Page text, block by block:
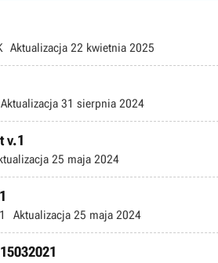
Aktualizacja 22 kwietnia 2025
Aktualizacja 31 sierpnia 2024
v.1
25 maja 2024
Aktualizacja 25 maja 2024